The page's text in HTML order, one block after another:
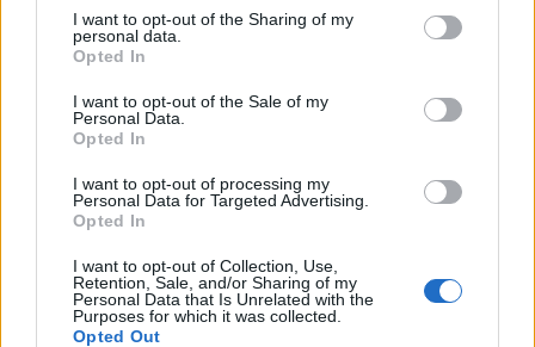
not limited to your visit or usage behaviour. You may click to
grant or deny consent to Google and its third-party tags to
use your data for below specified purposes in below Google
consent section.
I want to opt-out of the Sharing of my
personal data.
Opted In
I want to opt-out of the Sale of my
Personal Data.
Opted In
I want to opt-out of processing my
Personal Data for Targeted Advertising.
Opted In
I want to opt-out of Collection, Use,
Retention, Sale, and/or Sharing of my
Personal Data that Is Unrelated with the
Purposes for which it was collected.
Opted Out